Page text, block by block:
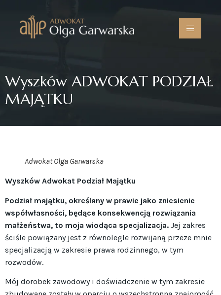
Wyszków ADWOKAT PODZIAŁ
MAJĄTKU
Adwokat Olga Garwarska
Wyszków Adwokat Podział Majątku
Podział majątku, określany w prawie jako zniesienie
współwłasności, będące konsekwencją rozwiązania
małżeństwa, to moja wiodąca specjalizacja. Jej zakres
ściśle powiązany jest z równolegle rozwijaną przeze mnie
specjalizacją w zakresie prawa rodzinnego, w tym
rozwodów.
Mój dorobek zawodowy i doświadczenie w tym zakresie